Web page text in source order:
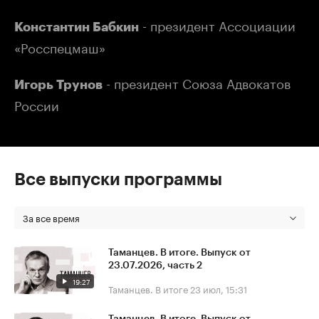
Константин Бабкин - президент Ассоциации
«Росспецмаш»
Игорь Трунов - президент Союза Адвокатов
России
Все выпуски программы
За все время
19:27
Таманцев. В итоге. Выпуск от
23.07.2026, часть 2
Таманцев. В итоге 23 июл, 15:31